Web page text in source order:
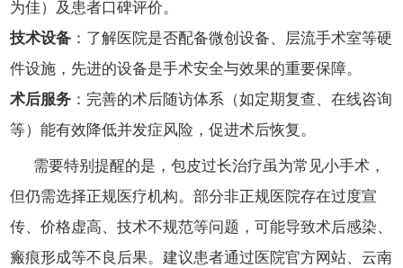
为佳）及患者口碑评价。
技术设备 ：了解医院是否配备微创设备、层流手术室等硬
件设施，先进的设备是手术安全与效果的重要保障。
术后服务 ：完善的术后随访体系（如定期复查、在线咨询
等）能有效降低并发症风险，促进术后恢复。
需要特别提醒的是，包皮过长治疗虽为常见小手术，
但仍需选择正规医疗机构。部分非正规医院存在过度宣
传、价格虚高、技术不规范等问题，可能导致术后感染、
瘢痕形成等不良后果。建议患者通过医院官方网站、云南